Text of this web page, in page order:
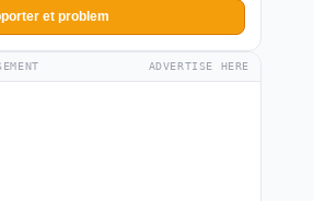
et problem
ADVERTISE HERE